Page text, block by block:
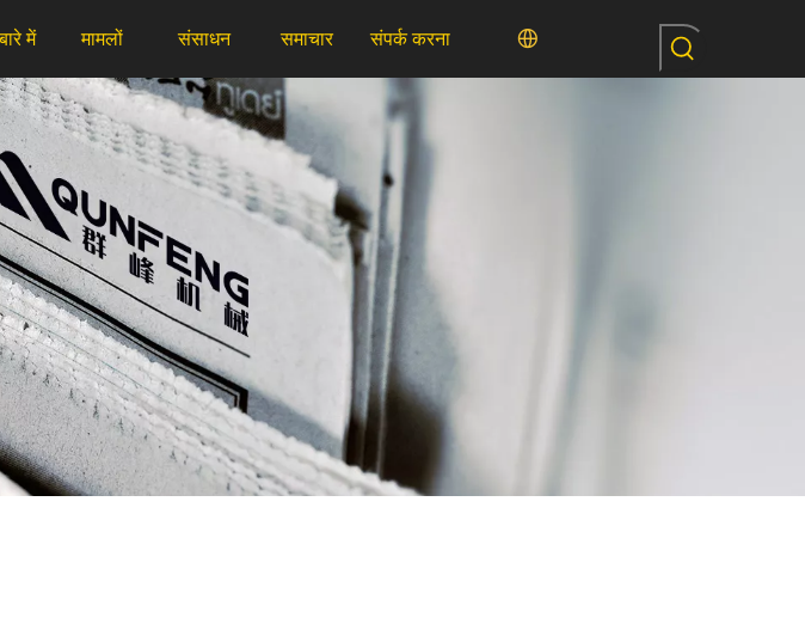
में मामलों संसाधन समाचार संपर्क करना